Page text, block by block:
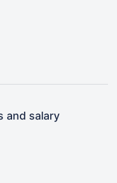
and salary